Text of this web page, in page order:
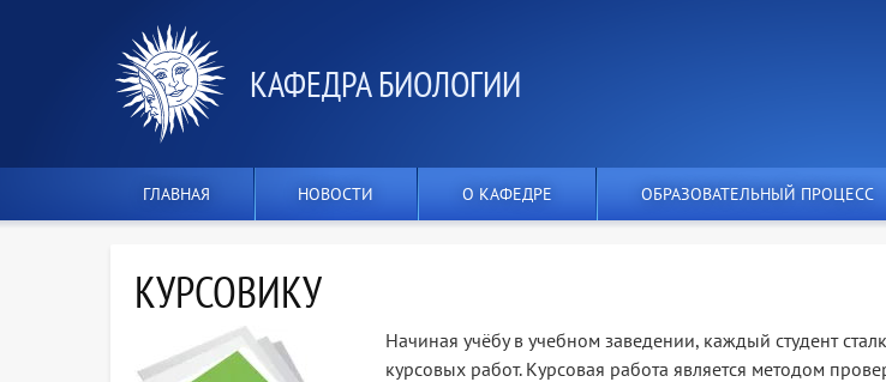
КАФЕДРА БИОЛОГИИ
ГЛАВНАЯ НОВОСТИ О КАФЕДРЕ ОБРАЗОВАТЕЛЬНЫЙ ПРОЦЕСС
КУРСОВИКУ
Начиная учёбу в учебном заведении, каждый студент
курсовых работ. Курсовая работа является методом